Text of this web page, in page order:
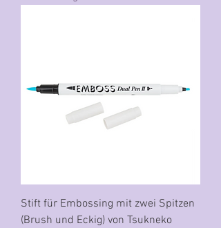
Stift für Embossing mit zwei Spitzen
(Brush und Eckig) von Tsukneko